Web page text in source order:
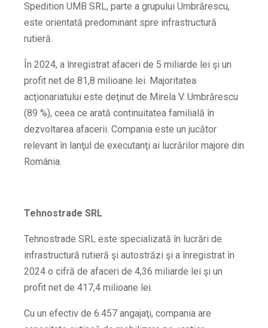
Spedition UMB SRL, parte a grupului Umbrărescu,
este orientată predominant spre infrastructură
rutieră.
În 2024, a înregistrat afaceri de 5 miliarde lei şi un
profit net de 81,8 milioane lei. Majoritatea
acţionariatului este deţinut de Mirela V. Umbrărescu
(89 %), ceea ce arată continuitatea familială în
dezvoltarea afacerii. Compania este un jucător
relevant în lanţul de executanţi ai lucrărilor majore din
România.
Tehnostrade SRL
Tehnostrade SRL este specializată în lucrări de
infrastructură rutieră şi autostrăzi şi a înregistrat în
2024 o cifră de afaceri de 4,36 miliarde lei şi un
profit net de 417,4 milioane lei.
Cu un efectiv de 6.457 angajaţi, compania are